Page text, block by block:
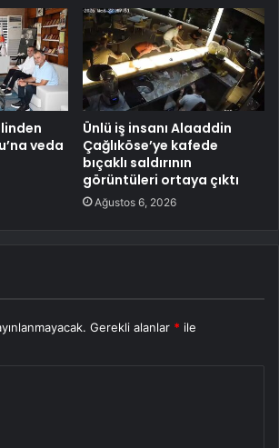
veda
Ünlü iş insanı Alaaddin
Çağlıköse’ye kafede
bıçaklı saldırının
görüntüleri ortaya çıktı
Ağustos 6, 2026
Gerekli alanlar * ile